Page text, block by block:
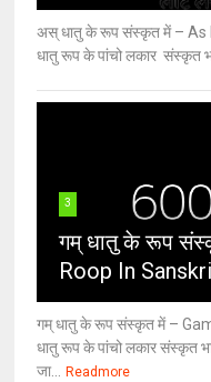
अस् धातु के रूप संस्कृत में –
धातु रूप के पांचो लकार संस्कृत
3
गम् धातु के रूप
Roop In
गम् धातु के रूप संस्कृत में –
धातु रूप के पांचो लकार संस्कृत
जा...
Readmore